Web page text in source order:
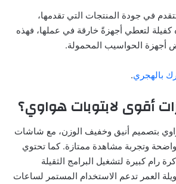
في جودة المنتجات التي تقدمها،
كفيلة لتعطي أجهزةً خارقة في عملها، فهذه
أجهزة الحواسيب المحمولة.
بالهجري.
أقوى لابتوبات هواوي؟
بتصميم أنيق وخفيف الوزن، مع شاشات
واضحة وتجربة مشاهدة ممتازة. كما تحتوي
رام كبيرة لتشغيل البرامج الثقيلة
العمر تدعم الاستخدام المستمر لساعات